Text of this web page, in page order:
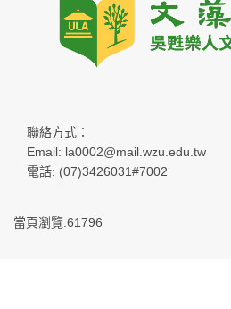
聯絡方式：
Email: la0002@mail.wzu.edu.tw
電話: (07)3426031#7002
當頁瀏覽:61796